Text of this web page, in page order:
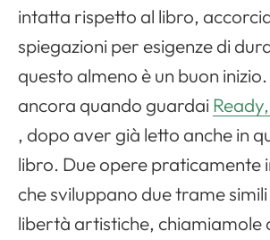
intatta rispetto al libro,
spiegazioni per esigenze di
questo almeno è un buon
ancora quando guardai
, dopo aver già letto anche in
libro. Due opere praticamente
che sviluppano due trame
libertà artistiche, chiamiamole